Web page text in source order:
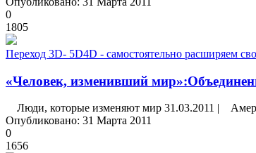
0
1805
Переход 3D- 5D4D - самостоятельно расширяем
«Человек, изменивший
Люди, которые изменяют мир 31.03.2011 |
Опубликовано: 31 Марта 2011
0
1656